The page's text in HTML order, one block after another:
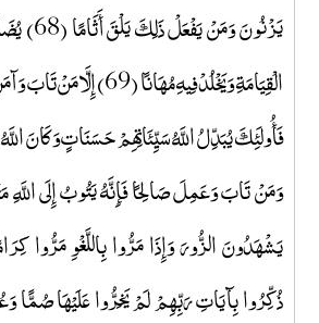
يَزْنُونَ
الْقِيَامَةِ وَيَخْلُدْ فِيهِ